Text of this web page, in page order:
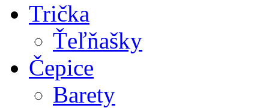
Trička
Ťeľňašky
Čepice
Barety